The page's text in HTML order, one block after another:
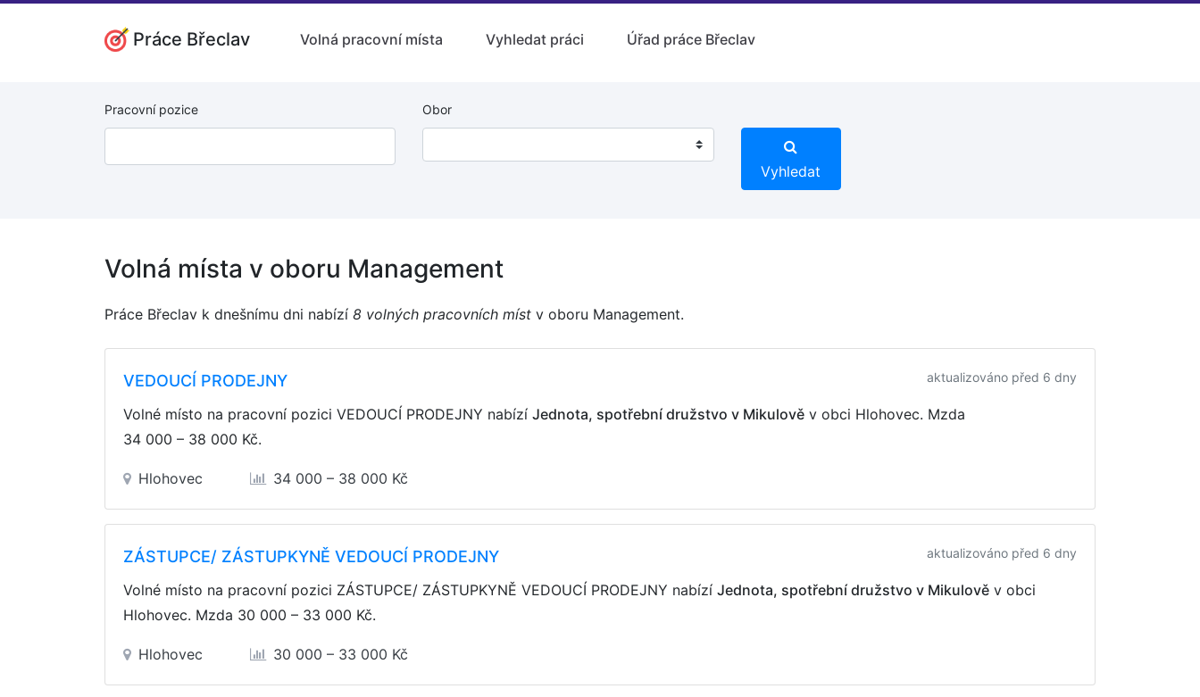
Práce Břeclav Volná pracovní místa Vyhledat práci Úřad práce Břeclav
Pracovní pozice Obor
Vyhledat
Volná místa v oboru Management
Práce Břeclav k dnešnímu dni nabízí 8 volných pracovních míst v oboru Management.
VEDOUCÍ PRODEJNY aktualizováno před 6 dny
Volné místo na pracovní pozici VEDOUCÍ PRODEJNY nabízí Jednota, spotřební družstvo v Mikulově v obci Hlohovec. Mzda
34 000 – 38 000 Kč.
Hlohovec 34 000 – 38 000 Kč
ZÁSTUPCE/ ZÁSTUPKYNĚ VEDOUCÍ PRODEJNY aktualizováno před 6 dny
Volné místo na pracovní pozici ZÁSTUPCE/ ZÁSTUPKYNĚ VEDOUCÍ PRODEJNY nabízí Jednota, spotřební družstvo v Mikulově v obci
Hlohovec. Mzda 30 000 – 33 000 Kč.
Hlohovec 30 000 – 33 000 Kč